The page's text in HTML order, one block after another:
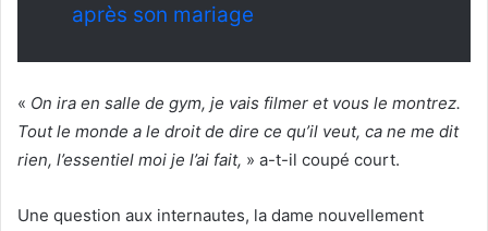
après son mariage
« On ira en salle de gym, je vais filmer et vous le montrez.
Tout le monde a le droit de dire ce qu’il veut, ca ne me dit
rien, l’essentiel moi je l’ai fait, » a-t-il coupé court.
Une question aux internautes, la dame nouvellement